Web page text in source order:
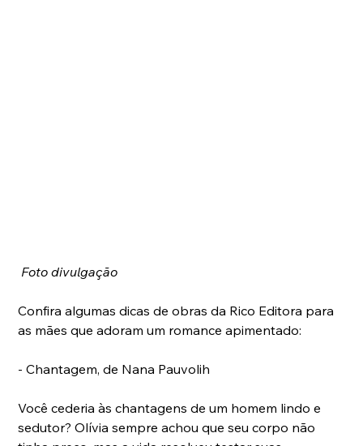
Foto divulgação
Confira algumas dicas de obras da Rico Editora para
as mães que adoram um romance apimentado:
- Chantagem, de Nana Pauvolih
Você cederia às chantagens de um homem lindo e
sedutor? Olívia sempre achou que seu corpo não